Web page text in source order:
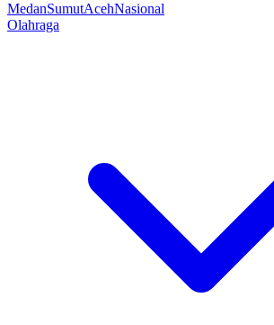
MedanSumutAcehNasional
Olahraga